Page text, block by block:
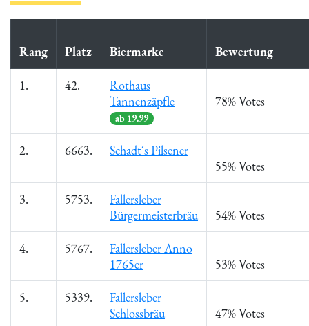
Rang Platz Biermarke Bewertung
1. 42.
Rothaus
Tannenzäpfle
ab 19.99
78% Votes
2. 6663.
Schadt´s Pilsener
55% Votes
3. 5753.
Fallersleber
Bürgermeisterbräu
54% Votes
4. 5767.
Fallersleber Anno
1765er
53% Votes
5. 5339.
Fallersleber
Schlossbräu
47% Votes